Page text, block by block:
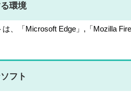
環境
は、「Microsoft Edge」,「Mozilla
フト